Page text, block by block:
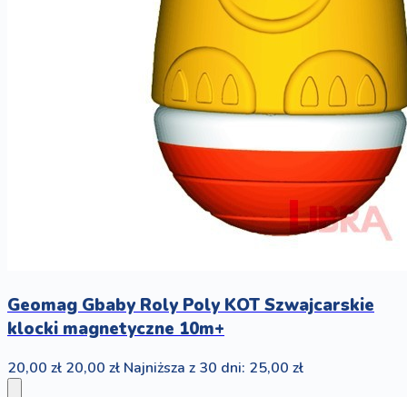
Geomag Gbaby Roly Poly KOT Szwajcarskie
klocki magnetyczne 10m+
20,00 zł 20,00 zł Najniższa z 30 dni: 25,00 zł